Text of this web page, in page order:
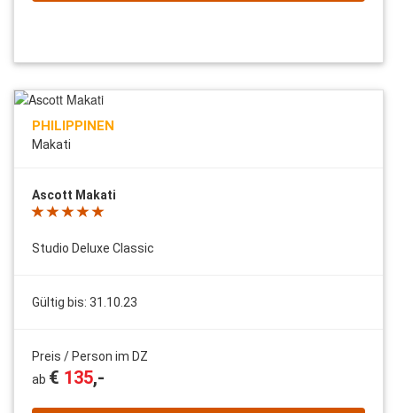
PHILIPPINEN
Makati
Ascott Makati
Studio Deluxe Classic
Gültig bis: 31.10.23
Preis / Person im DZ
ab € 135,-